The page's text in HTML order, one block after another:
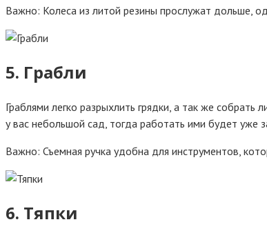
Важно: Колеса из литой резины прослужат дольше,
5. Грабли
Граблями легко разрыхлить грядки, а так же собрать
у вас небольшой сад, тогда работать ими будет уже
Важно: Съемная ручка удобна для инструментов,
6. Тяпки